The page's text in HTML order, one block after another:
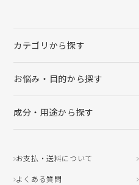
カテゴリから探す
お悩み・目的から探す
成分・用途から探す
お支払・送料について
よくある質問